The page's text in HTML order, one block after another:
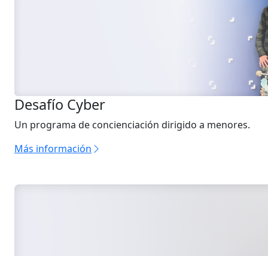
Desafío Cyber
Un programa de concienciación dirigido a menores.
Más información